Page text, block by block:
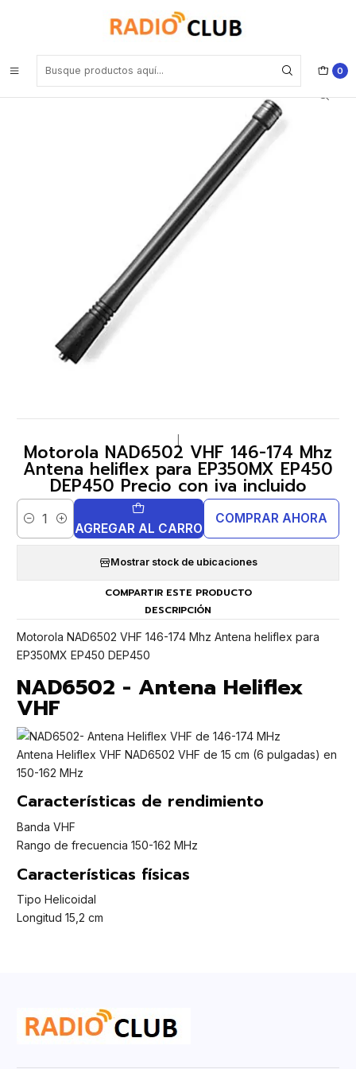
0
Motorola NAD6502 VHF 146-174 Mhz Antena heliflex para EP350MX
EP450 DEP450 Precio con iva incluido
Motorola NAD6502 VHF 146-174 Mhz
Antena heliflex para EP350MX EP450
DEP450 Precio con iva incluido
Cantidad AGREGAR AL CARRO
COMPRAR AHORA
Mostrar stock de ubicaciones
COMPARTIR ESTE PRODUCTO
DESCRIPCIÓN
Motorola NAD6502 VHF 146-174 Mhz Antena heliflex para
EP350MX EP450 DEP450
NAD6502 - Antena Heliflex
VHF
Antena Heliflex VHF NAD6502 VHF de 15 cm (6 pulgadas) en
150-162 MHz
Características de rendimiento
Banda VHF
Rango de frecuencia 150-162 MHz
Características físicas
Tipo Helicoidal
Longitud 15,2 cm